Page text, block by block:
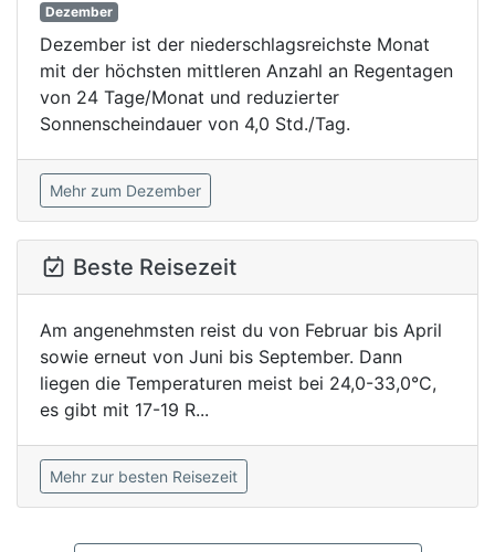
Dezember
Dezember ist der niederschlagsreichste Monat
mit der höchsten mittleren Anzahl an Regentagen
von 24 Tage/Monat und reduzierter
Sonnenscheindauer von 4,0 Std./Tag.
Mehr zum Dezember
Beste Reisezeit
Am angenehmsten reist du von Februar bis April
sowie erneut von Juni bis September. Dann
liegen die Temperaturen meist bei 24,0-33,0°C,
es gibt mit 17-19 R...
Mehr zur besten Reisezeit